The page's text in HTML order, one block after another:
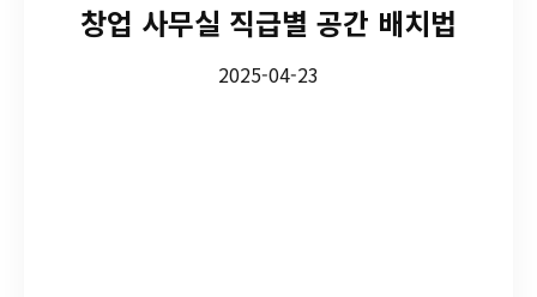
창업 사무실 직급별 공간 배치법
2025-04-23